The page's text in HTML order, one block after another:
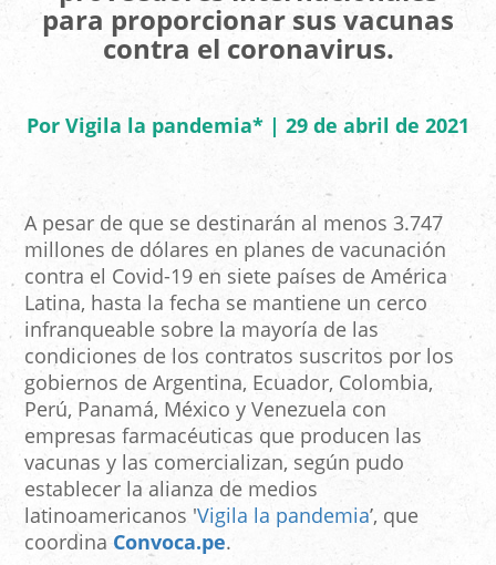
para proporcionar sus vacunas
contra el coronavirus.
Por Vigila la pandemia* | 29 de abril de 2021
A pesar de que se destinarán al menos 3.747
millones de dólares en planes de vacunación
contra el Covid-19 en siete países de América
Latina, hasta la fecha se mantiene un cerco
infranqueable sobre la mayoría de las
condiciones de los contratos suscritos por los
gobiernos de Argentina, Ecuador, Colombia,
Perú, Panamá, México y Venezuela con
empresas farmacéuticas que producen las
vacunas y las comercializan, según pudo
establecer la alianza de medios
latinoamericanos 'Vigila la pandemia’, que
coordina Convoca.pe.